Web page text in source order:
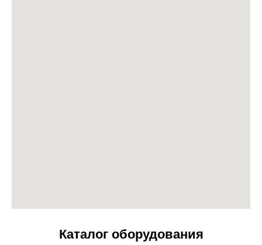
Каталог оборудования